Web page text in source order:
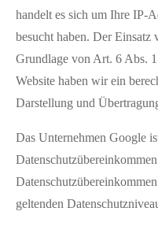
handelt es sich um Ihre IP-
besucht haben. Der
Grundlage von Art. 6 Abs.
Website haben wir ein
Darstellung und
Das Unternehmen Google
geltenden